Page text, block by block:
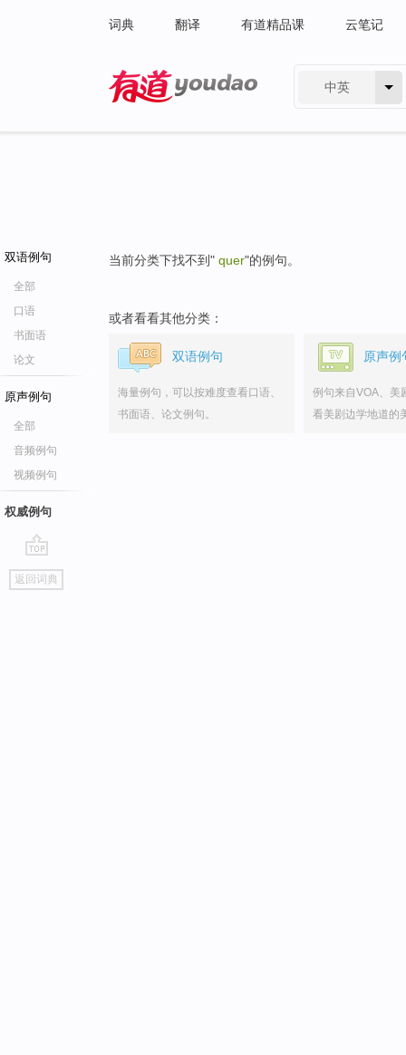
词典 翻译 有道精品课 云笔记
中英
双语例句
全部
口语
书面语
论文
原声例句
全部
音频例句
视频例句
权威例句
go
top
返回词典
当前分类下找不到" quer"的例句。
或者看看其他分类：
双语例句
海量例句，可以按难度查看口语、
书面语、论文例句。
原声例
例句来自VOA、美
看美剧边学地道的